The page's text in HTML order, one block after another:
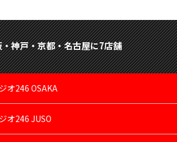
・神戸・京都・名古屋に7店舗
オ246 OSAKA
オ246 JUSO